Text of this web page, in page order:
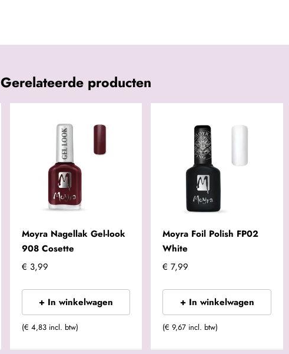
Gerelateerde producten
Moyra Nagellak Gel-look
908 Cosette
€ 3,99
+ In winkelwagen
(€ 4,83 incl. btw)
Moyra Foil Polish FP02
White
€ 7,99
+ In winkelwagen
(€ 9,67 incl. btw)